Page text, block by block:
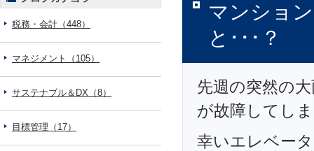
マンショ
と･･･？
先週の突然の
が故障してし
幸いエレベー
税務・会計（448）
マネジメント（105）
サステナブル＆DX（8）
目標管理（17）